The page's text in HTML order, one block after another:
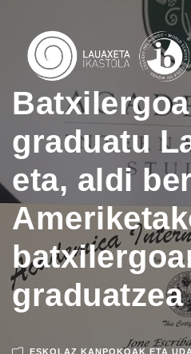
graduatu
eta, aldi
graduatzea
ESKOLAZ KANPOKOAK ETA